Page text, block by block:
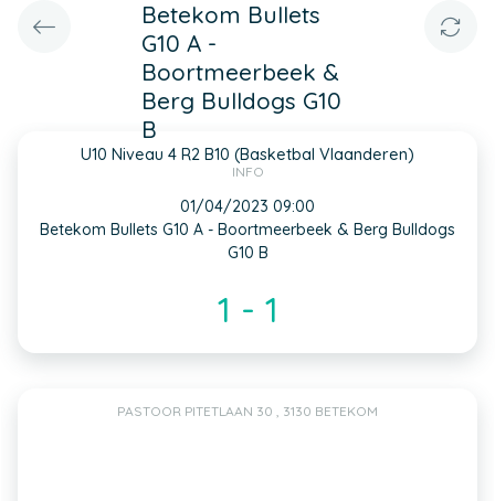
Betekom Bullets
G10 A -
Boortmeerbeek &
Berg Bulldogs G10
B
U10 Niveau 4 R2 B10 (Basketbal Vlaanderen)
INFO
01/04/2023 09:00
Betekom Bullets G10 A - Boortmeerbeek & Berg Bulldogs
G10 B
1 - 1
PASTOOR PITETLAAN 30 , 3130 BETEKOM